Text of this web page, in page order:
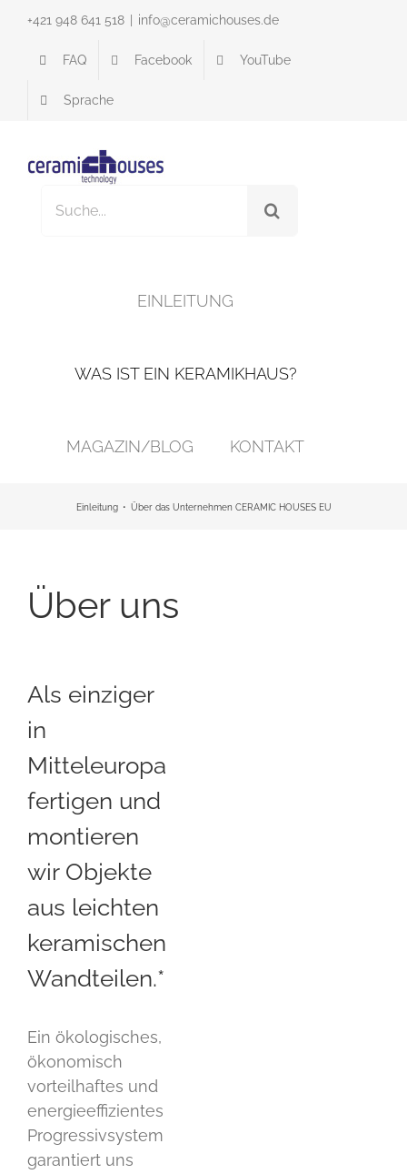
content
+421 948 641 518 info@ceramichouses.de
FAQ Facebook YouTube
Sprache
for:
EINLEITUNG
WAS IST EIN KERAMIKHAUS?
MAGAZIN/BLOG KONTAKT
Einleitung Über das Unternehmen CERAMIC HOUSES EU
Über uns
Als einziger
in
Mitteleuropa
fertigen und
montieren
wir Objekte
aus leichten
keramischen
Wandteilen.*
Ein ökologisches,
ökonomisch
vorteilhaftes und
energieeffizientes
Progressivsystem
garantiert uns